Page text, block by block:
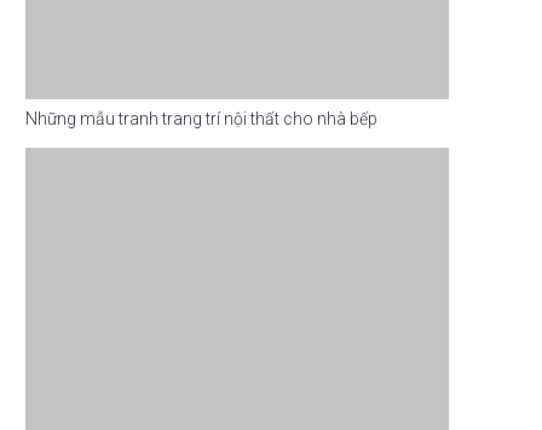
Những mẫu tranh trang trí nội thất cho nhà bếp